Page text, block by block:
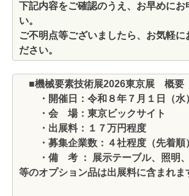
下記内容をご確認のうえ、お早めにお
い。
ご不明点等ございましたら、お気軽に
ださい。
■機械要素技術展2026東京展 概要
・開催日：令和８年７月１日（水
・会 場：東京ビックサイト
・出展料：１７万円程度
・募集企業数：４社程度（先着順
・備 考 ： 展示テーブル、照明、
等のオプション品は出展料に含まれま